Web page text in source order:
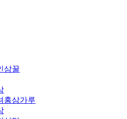
삼꿀
홍삼가루